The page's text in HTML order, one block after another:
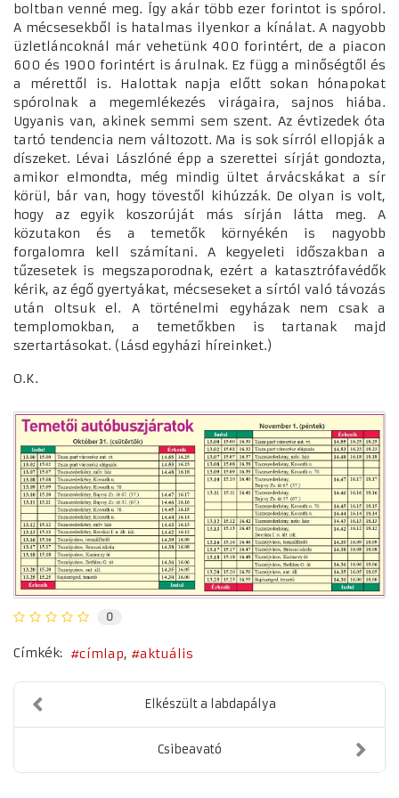
boltban venné meg. Így akár több ezer forintot is spórol.
A mécsesekből is hatalmas ilyenkor a kínálat. A nagyobb
üzletláncoknál már vehetünk 400 forintért, de a piacon
600 és 1900 forintért is árulnak. Ez függ a minőségtől és
a mérettől is. Halottak napja előtt sokan hónapokat
spórolnak a megemlékezés virágaira, sajnos hiába.
Ugyanis van, akinek semmi sem szent. Az évtizedek óta
tartó tendencia nem változott. Ma is sok sírról ellopják a
díszeket. Lévai Lászlóné épp a szerettei sírját gondozta,
amikor elmondta, még mindig ültet árvácskákat a sír
körül, bár van, hogy tövestől kihúzzák. De olyan is volt,
hogy az egyik koszorúját más sírján látta meg. A
közutakon és a temetők környékén is nagyobb
forgalomra kell számítani. A kegyeleti időszakban a
tűzesetek is megszaporodnak, ezért a katasztrófavédők
kérik, az égő gyertyákat, mécseseket a sírtól való távozás
után oltsuk el. A történelmi egyházak nem csak a
templomokban, a temetőkben is tartanak majd
szertartásokat. (Lásd egyházi híreinket.)
O.K.
0
Címkék: címlap aktuális
Elkészült a labdapálya
Csibeavató